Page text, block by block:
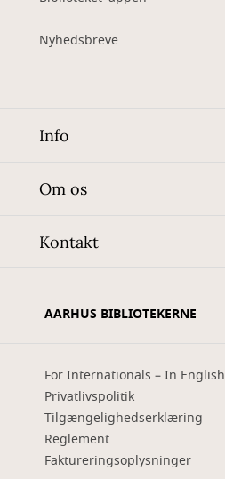
Nyhedsbreve
Info
Om os
Kontakt
AARHUS BIBLIOTEKERNE
For Internationals – In English
Privatlivspolitik
Tilgængelighedserklæring
Reglement
Faktureringsoplysninger